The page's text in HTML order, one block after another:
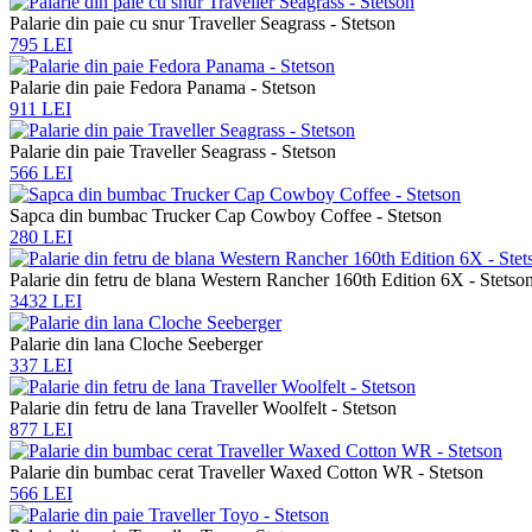
Palarie din paie cu snur Traveller Seagrass - Stetson
795 LEI
Palarie din paie Fedora Panama - Stetson
911 LEI
Palarie din paie Traveller Seagrass - Stetson
566 LEI
Sapca din bumbac Trucker Cap Cowboy Coffee - Stetson
280 LEI
Palarie din fetru de blana Western Rancher 160th Edition 6X -
3432 LEI
Palarie din lana Cloche Seeberger
337 LEI
Palarie din fetru de lana Traveller Woolfelt - Stetson
877 LEI
Palarie din bumbac cerat Traveller Waxed Cotton WR - Stetson
566 LEI